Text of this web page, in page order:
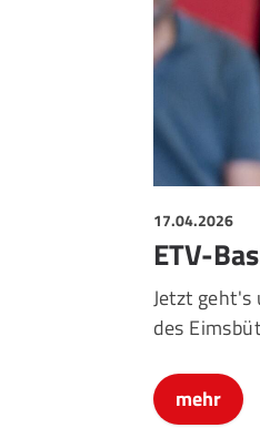
17.04.2026
ETV-
Jetzt
des
mehr